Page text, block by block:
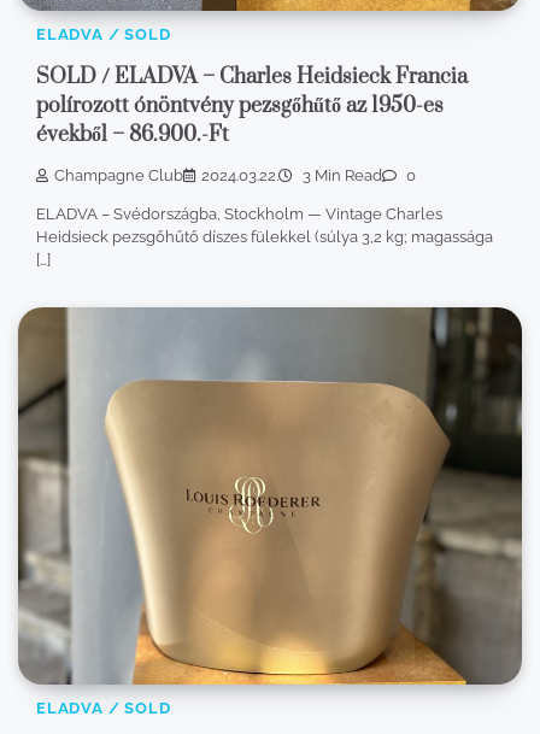
ELADVA / SOLD
SOLD / ELADVA – Charles Heidsieck Francia
polírozott ónöntvény pezsgőhűtő az 1950-es
évekből – 86.900.-Ft
Champagne Club 2024.03.22. 3 Min Read 0
ELADVA – Svédországba, Stockholm — Vintage Charles
Heidsieck pezsgőhűtő díszes fülekkel (súlya 3,2 kg; magassága
[…]
ELADVA / SOLD